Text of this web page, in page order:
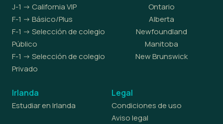
J-1 -> California VIP
F-1 -> Básico/Plus
F-1 -> Selección de colegio
Público
F-1 -> Selección de colegio
Privado
Ontario
Alberta
Newfoundland
Manitoba
New Brunswick
Irlanda
Estudiar en Irlanda
Legal
Condiciones de uso
Aviso legal